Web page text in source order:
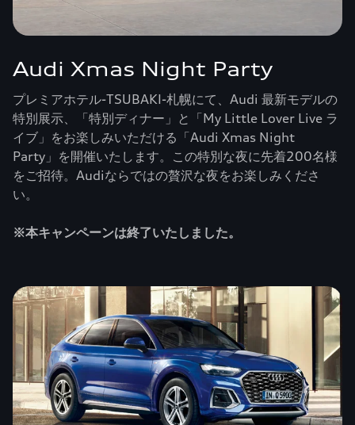
Audi Xmas Night Party
プレミアホテル-TSUBAKI-札幌にて、Audi 最新モデルの
特別展示、「特別ディナー」と「My Little Lover Live ラ
イブ」をお楽しみいただける「Audi Xmas Night
Party」を開催いたします。この特別な夜に先着200名様
をご招待。Audiならではの贅沢な夜をお楽しみくださ
い。
※本キャンペーンは終了いたしました。